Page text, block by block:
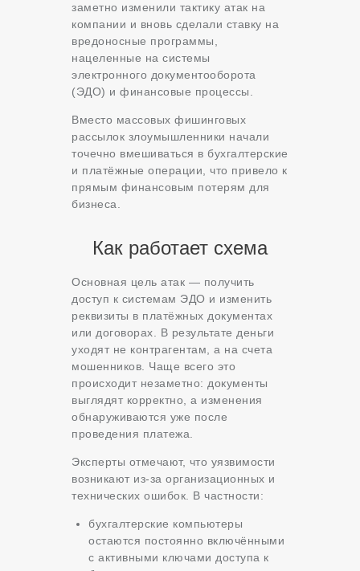
заметно изменили тактику атак на
компании и вновь сделали ставку на
вредоносные программы,
нацеленные на системы
электронного документооборота
(ЭДО) и финансовые процессы.
Вместо массовых фишинговых
рассылок злоумышленники начали
точечно вмешиваться в бухгалтерские
и платёжные операции, что привело к
прямым финансовым потерям для
бизнеса.
Как работает схема
Основная цель атак — получить
доступ к системам ЭДО и изменить
реквизиты в платёжных документах
или договорах. В результате деньги
уходят не контрагентам, а на счета
мошенников. Чаще всего это
происходит незаметно: документы
выглядят корректно, а изменения
обнаруживаются уже после
проведения платежа.
Эксперты отмечают, что уязвимости
возникают из-за организационных и
технических ошибок. В частности:
бухгалтерские компьютеры
остаются постоянно включёнными
с активными ключами доступа к